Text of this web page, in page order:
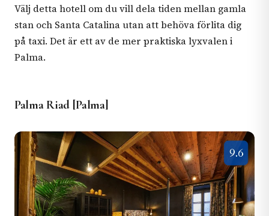
Välj detta hotell om du vill dela tiden mellan gamla
stan och Santa Catalina utan att behöva förlita dig
på taxi. Det är ett av de mer praktiska lyxvalen i
Palma.
Palma Riad [Palma]